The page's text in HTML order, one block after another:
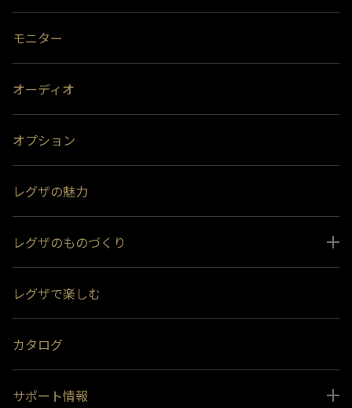
モニター
オーディオ
オプション
レグザの魅力
レグザのものづくり
スペシャルコンテンツ
受賞履歴
レグザで楽しむ
カタログ
サポート情報